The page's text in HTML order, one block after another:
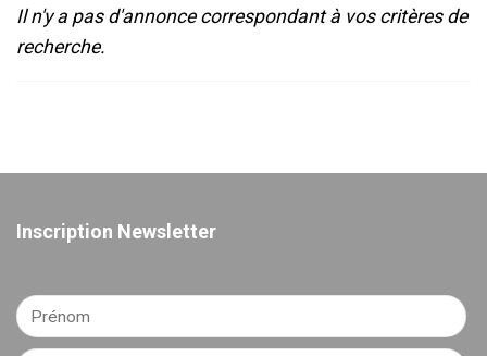
Il n'y a pas d'annonce correspondant à vos critères de
recherche.
Inscription Newsletter